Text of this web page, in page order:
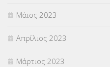
Μάιος 2023
Απρίλιος 2023
Μάρτιος 2023